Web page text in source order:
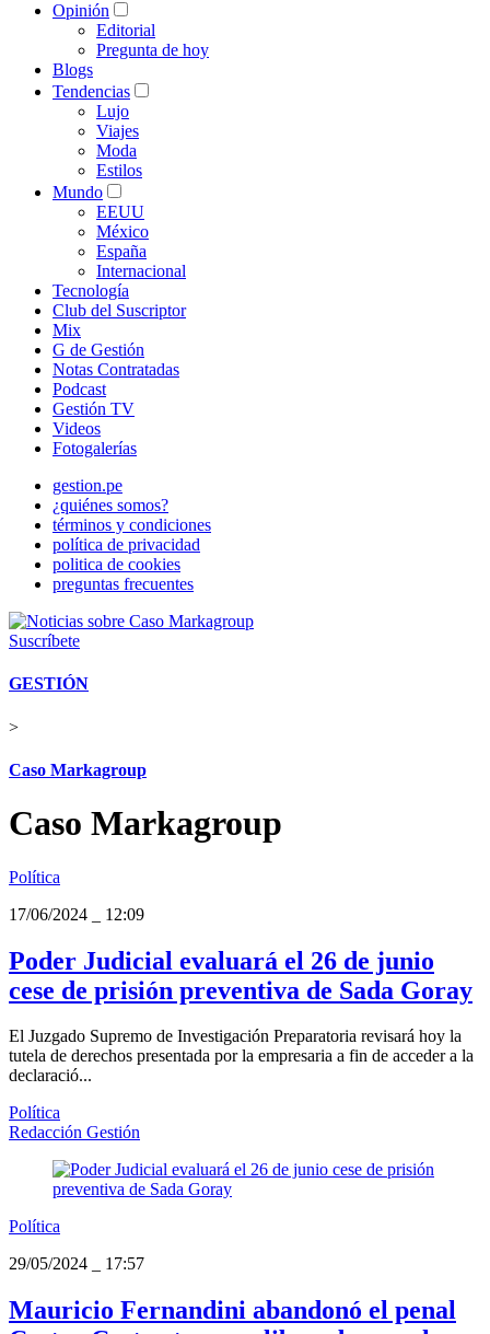
Opinión
Editorial
Pregunta de hoy
Blogs
Tendencias
Lujo
Viajes
Moda
Estilos
Mundo
EEUU
México
España
Internacional
Tecnología
Club del Suscriptor
Mix
G de Gestión
Notas Contratadas
Podcast
Gestión TV
Videos
Fotogalerías
gestion.pe
¿quiénes somos?
términos y condiciones
política de privacidad
politica de cookies
preguntas frecuentes
Suscríbete
GESTIÓN
>
Caso Markagroup
Caso Markagroup
Política
17/06/2024
12:09
Poder Judicial evaluará el 26 de junio
cese de prisión preventiva de Sada Goray
El Juzgado Supremo de Investigación Preparatoria revisará hoy la
tutela de derechos presentada por la empresaria a fin de acceder a la
declaració...
Política
Redacción Gestión
Política
29/05/2024
17:57
Mauricio Fernandini abandonó el penal